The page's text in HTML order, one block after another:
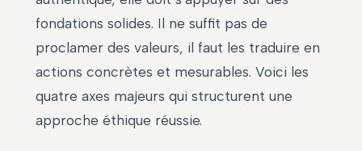
fondations solides. Il ne suffit pas de
proclamer des valeurs, il faut les traduire en
actions concrètes et mesurables. Voici les
quatre axes majeurs qui structurent une
approche éthique réussie.